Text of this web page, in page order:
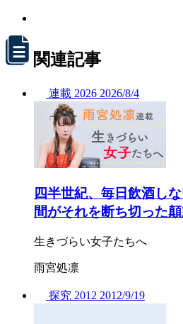
関連記事
連載 2026 2026/8/4
四半世紀、毎日飲酒し
間がそれを断ち切った
生きづらい女子たちへ
雨宮処凛
探究 2012 2012/9/19